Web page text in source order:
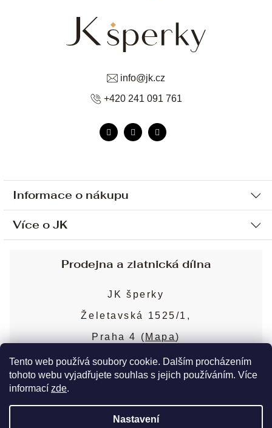
Tento web používá soubory cookie. Dalším procházením
tohoto webu vyjadřujete souhlas s jejich používáním. Více
informací zde.
Nastavení
Informace o nákupu
Ochrana osobních údajů
Sjednání osobní schůzky
Obchodní podmínky
Puncovní značky
Více o JK
Blog
Nejčastější dotazy
info@jk.cz
+420 241 091 761
Prodejna a zlatnická dílna
JK šperky
Želetavská 1525/1,
Praha 4 (Mapa)
Více o prodejně
Copyright 2026JK šperky. Všechna práva
Upravit nastavení cookies